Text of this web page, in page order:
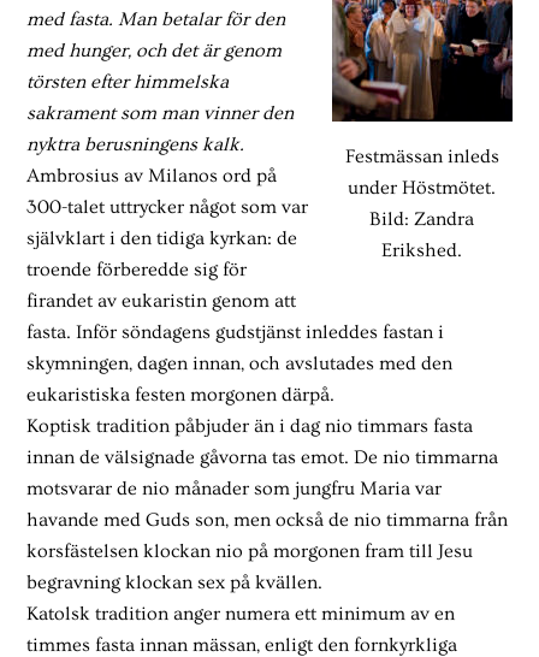
Festmässan inleds
under Höstmötet.
Bild: Zandra
Erikshed.
med fasta. Man betalar för den
med hunger, och det är genom
törsten efter himmelska
sakrament som man vinner den
nyktra berusningens kalk.
Ambrosius av Milanos ord på
300-talet uttrycker något som var
självklart i den tidiga kyrkan: de
troende förberedde sig för
firandet av eukaristin genom att
fasta. Inför söndagens gudstjänst inleddes fastan i
skymningen, dagen innan, och avslutades med den
eukaristiska festen morgonen därpå.
Koptisk tradition påbjuder än i dag nio timmars fasta
innan de välsignade gåvorna tas emot. De nio timmarna
motsvarar de nio månader som jungfru Maria var
havande med Guds son, men också de nio timmarna från
korsfästelsen klockan nio på morgonen fram till Jesu
begravning klockan sex på kvällen.
Katolsk tradition anger numera ett minimum av en
timmes fasta innan mässan, enligt den fornkyrkliga